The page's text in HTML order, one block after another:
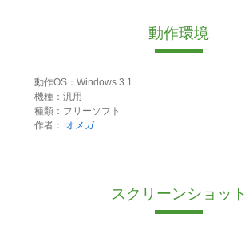
動作環境
動作OS：Windows 3.1
機種：汎用
種類：フリーソフト
作者：
オメガ
スクリーンショット